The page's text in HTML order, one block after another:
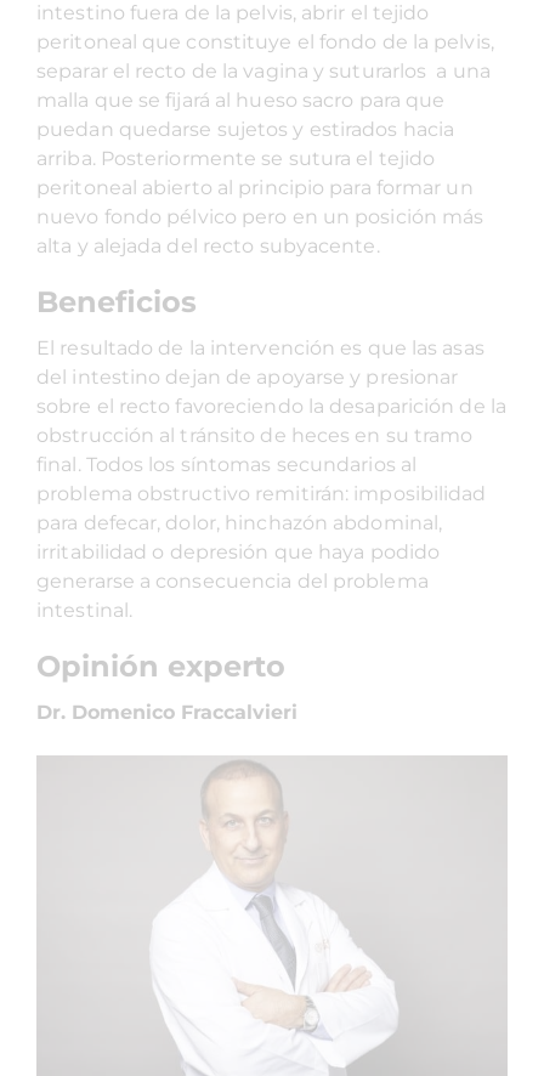
intestino fuera de la pelvis, abrir el tejido
peritoneal que constituye el fondo de la pelvis,
separar el recto de la vagina y suturarlos a una
malla que se fijará al hueso sacro para que
puedan quedarse sujetos y estirados hacia
arriba. Posteriormente se sutura el tejido
peritoneal abierto al principio para formar un
nuevo fondo pélvico pero en un posición más
alta y alejada del recto subyacente.
Beneficios
El resultado de la intervención es que las asas
del intestino dejan de apoyarse y presionar
sobre el recto favoreciendo la desaparición de la
obstrucción al tránsito de heces en su tramo
final. Todos los síntomas secundarios al
problema obstructivo remitirán: imposibilidad
para defecar, dolor, hinchazón abdominal,
irritabilidad o depresión que haya podido
generarse a consecuencia del problema
intestinal.
Opinión experto
Dr. Domenico Fraccalvieri